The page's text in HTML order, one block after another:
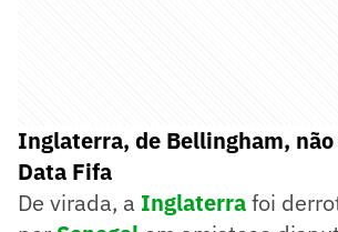
Inglaterra, de Bellingham, não
Data Fifa
De virada, a Inglaterrafoi